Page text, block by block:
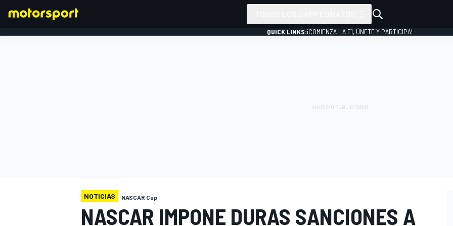
QUICK LINKS:¡COMIENZA LA F1, ÚNETE Y PARTICIPA!
NOTICIAS NASCAR Cup
NASCAR IMPONE DURAS SANCIONES A